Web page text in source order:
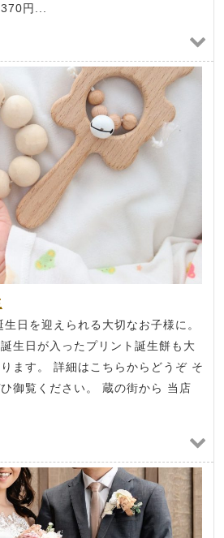
円...
日を迎えられる大切なお子様に。
生日が入ったプリント誕生餅も大
ます。 詳細はこちらからどうぞ そ
御覧ください。 蔵の街から 当店